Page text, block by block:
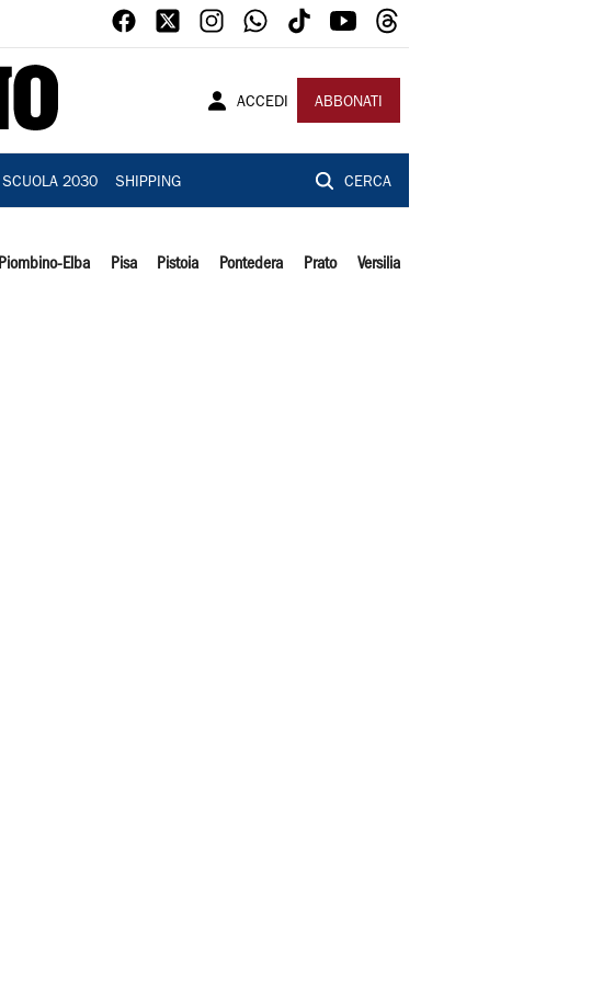
ACCEDI ABBONATI
SCUOLA 2030 SHIPPING CERCA
Piombino-Elba Pisa Pistoia Pontedera Prato Versilia